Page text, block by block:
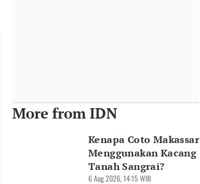
More from IDN
Kenapa Coto Makassar
Menggunakan Kacang
Tanah Sangrai?
6 Aug 2026, 14:15 WIB